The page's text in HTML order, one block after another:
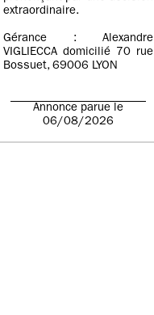
extraordinaire.
Gérance : Alexandre
VIGLIECCA domicilié 70 rue
Bossuet, 69006 LYON
Annonce parue le
06/08/2026